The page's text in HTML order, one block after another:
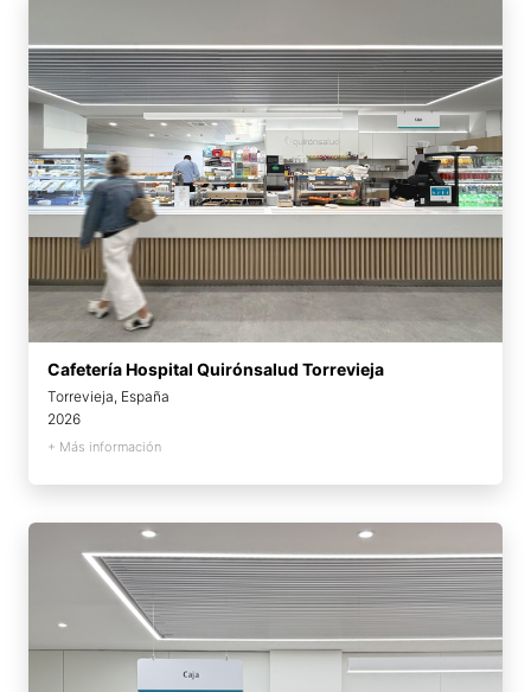
Cafetería Hospital Quirónsalud Torrevieja
Torrevieja, España
2026
+ Más información